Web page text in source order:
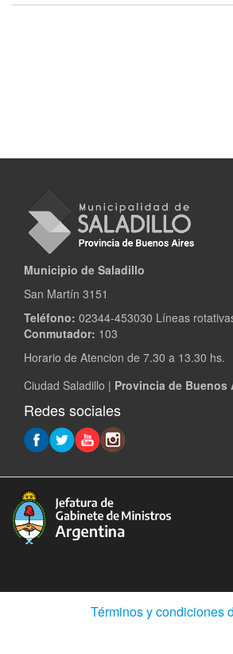
Municipio de Saladillo
San Martín 3151
Teléfono: 02344-453030 Líneas
Conmutador: 103
Horario de Atencion de 7.30 a 13.30 hs.
Ciudad Saladillo | Provincia de Buenos
Redes sociales
Términos y condiciones